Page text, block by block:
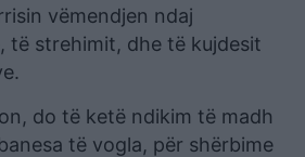
vëmendjen ndaj
të strehimit, dhe të kujdesit
do të ketë ndikim të madh
të vogla, për shërbime